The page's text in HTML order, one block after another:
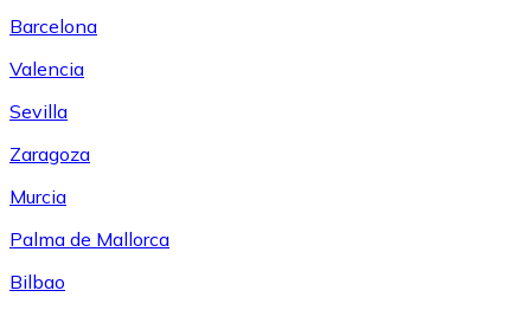
Barcelona
Valencia
Sevilla
Zaragoza
Murcia
Palma de Mallorca
Bilbao